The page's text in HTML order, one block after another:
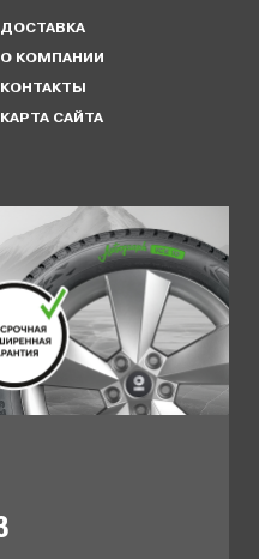
ДОСТАВКА
О КОМПАНИИ
КОНТАКТЫ
КАРТА САЙТА